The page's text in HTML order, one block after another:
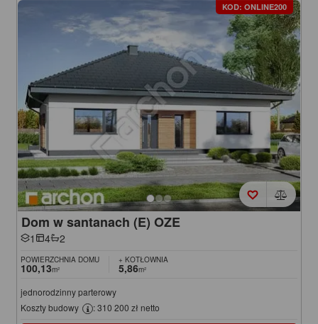
KOD: ONLINE200
Dom w santanach (E) OZE
1 4 2
POWIERZCHNIA DOMU
100,13m²
+ KOTŁOWNIA
5,86m²
jednorodzinny parterowy
Koszty budowy
: 310 200 zł netto